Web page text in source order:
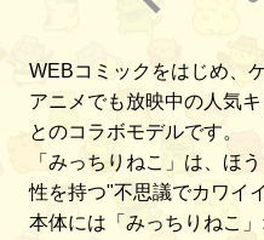
WEBコミックをはじめ、
アニメでも放映中の人気
とのコラボモデルです。
「みっちりねこ」は、ほ
性を持つ"不思議でカワイ
本体には「みっちりねこ